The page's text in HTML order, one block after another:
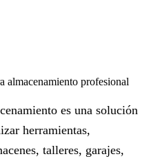
almacenamiento profesional
es una solución
herramientas,
talleres, garajes,